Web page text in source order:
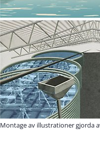
Montage av illustrationer gjorda